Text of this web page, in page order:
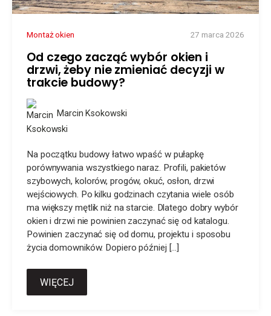
Montaż okien 27 marca 2026
Od czego zacząć wybór okien i
drzwi, żeby nie zmieniać decyzji w
trakcie budowy?
Marcin Ksokowski
Na początku budowy łatwo wpaść w pułapkę
porównywania wszystkiego naraz. Profili, pakietów
szybowych, kolorów, progów, okuć, osłon, drzwi
wejściowych. Po kilku godzinach czytania wiele osób
ma większy mętlik niż na starcie. Dlatego dobry wybór
okien i drzwi nie powinien zaczynać się od katalogu.
Powinien zaczynać się od domu, projektu i sposobu
życia domowników. Dopiero później […]
WIĘCEJ